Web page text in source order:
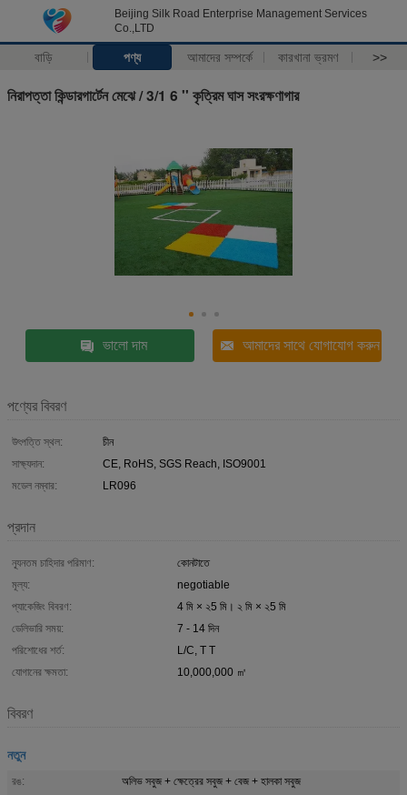
Beijing Silk Road Enterprise Management Services
Co.,LTD
বাড়ি পণ্য আমাদের সম্পর্কে কারখানা ভ্রমণ >>
নিরাপত্তা কিন্ডারগার্টেন মেঝে / 3/1 6 '' কৃত্রিম ঘাস সংরক্ষণাগার
ভালো দাম আমাদের সাথে যোগাযোগ করুন
পণ্যের বিবরণ
উৎপত্তি স্থল:
চীন
সাক্ষ্যদান:
CE, RoHS, SGS Reach, ISO9001
মডেল নম্বার:
LR096
প্রদান
ন্যূনতম চাহিদার পরিমাণ:
কোনটাতে
মূল্য:
negotiable
প্যাকেজিং বিবরণ:
4 মি × ২5 মি। ২ মি × ২5 মি
ডেলিভারি সময়:
7 - 14 দিন
পরিশোধের শর্ত:
L/C, T T
যোগানের ক্ষমতা:
10,000,000 ㎡
বিবরণ
নতুন
রঙ:
অলিভ সবুজ + ক্ষেত্রের সবুজ + বেজ + হালকা সবুজ